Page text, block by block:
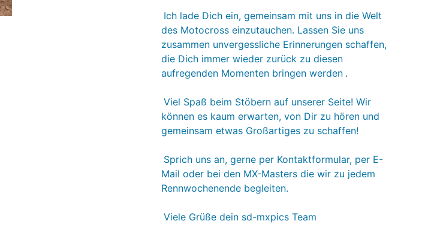
Ich lade Dich ein, gemeinsam mit uns in die Welt
des Motocross einzutauchen. Lassen Sie uns
zusammen unvergessliche Erinnerungen schaffen,
die Dich immer wieder zurück zu diesen
aufregenden Momenten bringen werden .
Viel Spaß beim Stöbern auf unserer Seite! Wir
können es kaum erwarten, von Dir zu hören und
gemeinsam etwas Großartiges zu schaffen!
Sprich uns an, gerne per Kontaktformular, per E-
Mail oder bei den MX-Masters die wir zu jedem
Rennwochenende begleiten.
Viele Grüße dein sd-mxpics Team